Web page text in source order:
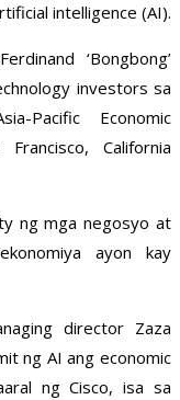
intelligence (AI).
‘Bongbong’
investors sa
Pacific Economic
California
ng mga negosyo at
ayon kay
director Zaza
ng AI ang economic
ng Cisco, isa sa